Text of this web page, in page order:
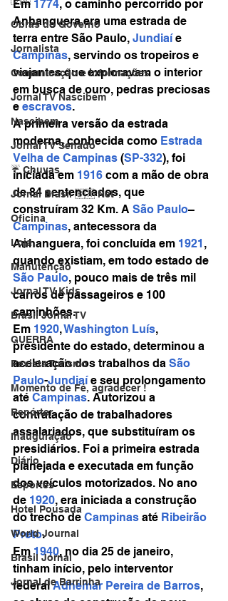
Obras do Governo
Jornalista
Comunicação e informações
Jornal TV Nascibem
Nascibem
Jornal TV Senado
☔ Chuvas
Jornal Brasil 🇧🇷 Net
Oficina
Loja
Manutenção
Jornal TV Kids
Brasil Jornal TV
GUERRA
Revista Turismo
Momento de Fé, agradecer !
Repórter
Inauguração
Diário
Esportes
Hotel Pousada
World Journal
Brasil Jornal
Jornal de Barrinha
Em 1774, o caminho percorrido por
Anhanguera era uma estrada de
terra entre São Paulo, Jundiaí e
Campinas, servindo os tropeiros e
viajantes que exploravam o interior
em busca de ouro, pedras preciosas
e escravos.
A primeira versão da estrada
moderna, conhecida como Estrada
Velha de Campinas (SP-332), foi
iniciada em 1916 com a mão de obra
de 84 sentenciados, que
construíram 32 Km. A São Paulo–
Campinas, antecessora da
Anhanguera, foi concluída em 1921 ,
quando existiam, em todo estado de
São Paulo, pouco mais de três mil
carros de passageiros e 100
caminhões.
Em 1920, Washington Luís,
presidente do estado, determinou a
aceleração dos trabalhos da São
Paulo-Jundiaí e seu prolongamento
até Campinas. Autorizou a
contratação de trabalhadores
assalariados, que substituíram os
presidiários. Foi a primeira estrada
planejada e executada em função
dos veículos motorizados. No ano
de 1920, era iniciada a construção
do trecho de Campinas até Ribeirão
Preto.
Em 1940, no dia 25 de janeiro,
tinham início, pelo interventor
federal Adhemar Pereira de Barros,